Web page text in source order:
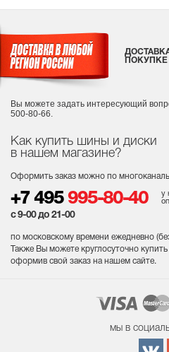
Как купить шины и диски
в нашем магазине?
Оформить заказ можно по
+7 495 995-80-40
у
с 9-00 до 21-00
по московскому времени ежедневно
Также Вы можете круглосуточно
оформив свой заказ на нашем сайте.
Вы можете задать интересующий
500-80-66.
мы в